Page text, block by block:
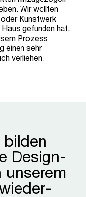
Wir wollten
Kunstwerk
gefunden hat.
Prozess
einen sehr
verliehen.
bilden
Design­
unserem